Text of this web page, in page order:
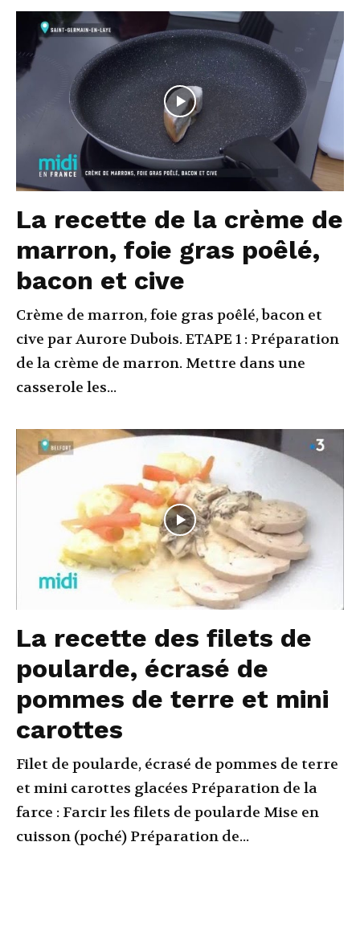
La recette de la crème de
marron, foie gras poêlé,
bacon et cive
Crème de marron, foie gras poêlé, bacon et
cive par Aurore Dubois. ETAPE 1 : Préparation
de la crème de marron. Mettre dans une
casserole les...
La recette des filets de
poularde, écrasé de
pommes de terre et mini
carottes
Filet de poularde, écrasé de pommes de terre
et mini carottes glacées Préparation de la
farce : Farcir les filets de poularde Mise en
cuisson (poché) Préparation de...